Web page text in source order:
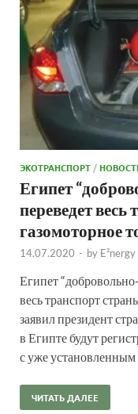
ЭКОТРАНСПОРТ /
Египет
переведет весь
газомоторное
14.07.2020 - by E²nergy
Египет
весь транспорт
заявил президент
в Египте будут
с уже
ЧИТАТЬ ДАЛЕЕ